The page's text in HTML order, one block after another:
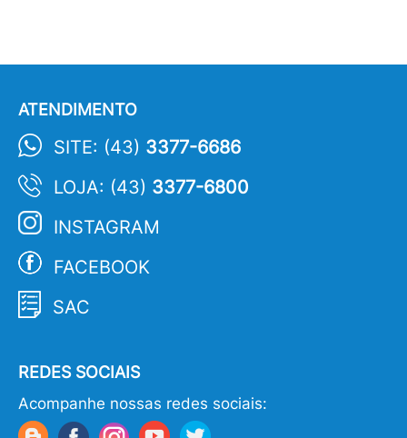
ATENDIMENTO
SITE: (43) 3377-6686
LOJA: (43) 3377-6800
INSTAGRAM
FACEBOOK
SAC
REDES SOCIAIS
Acompanhe nossas redes sociais: